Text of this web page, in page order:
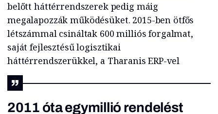
belőtt háttérrendszerek pedig máig
megalapozzák működésüket. 2015-ben ötfős
létszámmal csináltak 600 milliós forgalmat,
saját fejlesztésű logisztikai
háttérrendszerükkel, a Tharanis ERP-vel
2011 óta egymillió rendelést